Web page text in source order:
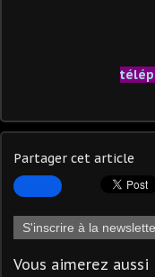
Partager cet article
S'inscrire à la
Vous aimerez aussi